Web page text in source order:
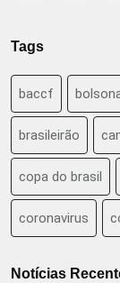
Tags
baccf
brasileirão
copa do brasil
coronavirus
Notícias